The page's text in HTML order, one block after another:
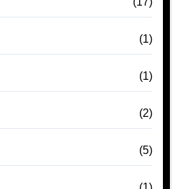
(1)
(1)
(2)
(5)